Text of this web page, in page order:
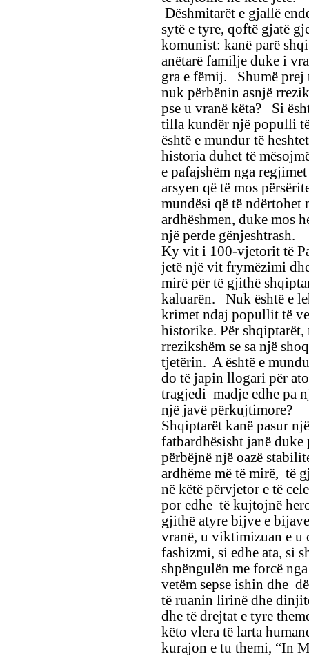
Dëshmitarët e gjallë
sytë e tyre, qoftë gjatë
komunist: kanë parë
anëtarë familje duke i
gra e fëmij. Shumë prej
nuk përbënin asnjë
pse u vranë këta? Si
tilla kundër një populli
është e mundur të
historia duhet të
e pafajshëm nga
arsyen që të mos
mundësi që të ndërtohet
ardhëshmen, duke mos
një perde gënjeshtrash.
Ky vit i 100-vjetorit të
jetë një vit frymëzimi
mirë për të gjithë
kaluarën. Nuk është e
krimet ndaj popullit të
historike. Për
rrezikshëm se sa një
tjetërin. A është e
do të japin llogari për
tragjedi madje edhe pa
një javë përkujtimore?
Shqiptarët kanë pasur
fatbardhësisht janë duke
përbëjnë një oazë
ardhëme më të mirë, të
në këtë përvjetor e të
por edhe të kujtojnë
gjithë atyre bijve e
vranë, u viktimizuan e u
fashizmi, si edhe ata, si
shpëngulën me forcë
vetëm sepse ishin dhe
të ruanin lirinë dhe
dhe të drejtat e tyre
këto vlera të larta
kurajon e tu themi, “In